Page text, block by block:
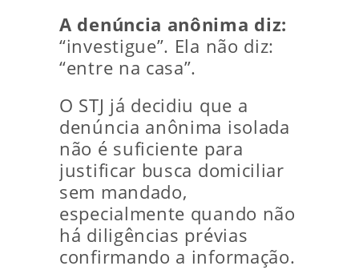
A denúncia anônima diz:
“investigue”. Ela não diz:
“entre na casa”.
O STJ já decidiu que a
denúncia anônima isolada
não é suficiente para
justificar busca domiciliar
sem mandado,
especialmente quando não
há diligências prévias
confirmando a informação.